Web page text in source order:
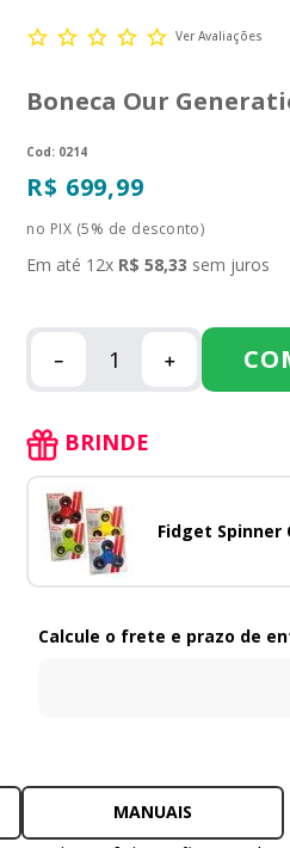
Ver Avaliações
Boneca Our
: 0214
R$ 699,99
no PIX (5% de desconto)
Em até 12x R$ 58,33 sem juros
＋
－
BRINDE
Fidget Spinner
MANUAIS